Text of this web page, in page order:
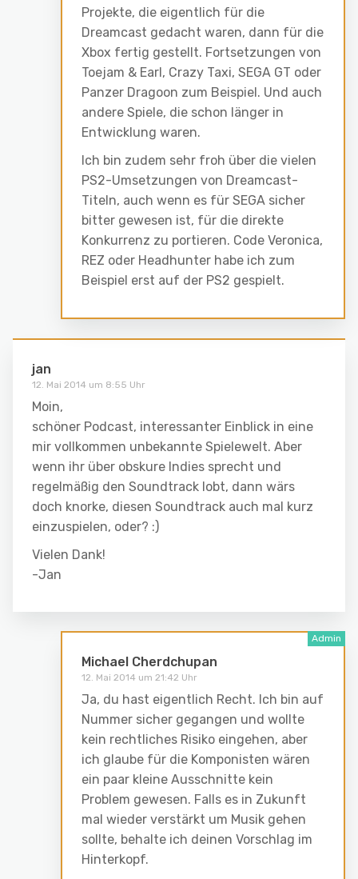
Projekte, die eigentlich für die
Dreamcast gedacht waren, dann für die
Xbox fertig gestellt. Fortsetzungen von
Toejam & Earl, Crazy Taxi, SEGA GT oder
Panzer Dragoon zum Beispiel. Und auch
andere Spiele, die schon länger in
Entwicklung waren.
Ich bin zudem sehr froh über die vielen
PS2-Umsetzungen von Dreamcast-
Titeln, auch wenn es für SEGA sicher
bitter gewesen ist, für die direkte
Konkurrenz zu portieren. Code Veronica,
REZ oder Headhunter habe ich zum
Beispiel erst auf der PS2 gespielt.
jan
12. Mai 2014 um 8:55 Uhr
Moin,
schöner Podcast, interessanter Einblick in eine
mir vollkommen unbekannte Spielewelt. Aber
wenn ihr über obskure Indies sprecht und
regelmäßig den Soundtrack lobt, dann wärs
doch knorke, diesen Soundtrack auch mal kurz
einzuspielen, oder? :)
Vielen Dank!
-Jan
Michael Cherdchupan
12. Mai 2014 um 21:42 Uhr
Ja, du hast eigentlich Recht. Ich bin auf
Nummer sicher gegangen und wollte
kein rechtliches Risiko eingehen, aber
ich glaube für die Komponisten wären
ein paar kleine Ausschnitte kein
Problem gewesen. Falls es in Zukunft
mal wieder verstärkt um Musik gehen
sollte, behalte ich deinen Vorschlag im
Hinterkopf.